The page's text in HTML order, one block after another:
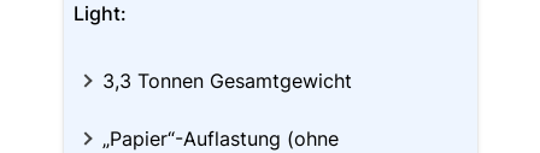
Light:
3,3 Tonnen Gesamtgewicht
„Papier“-Auflastung (ohne